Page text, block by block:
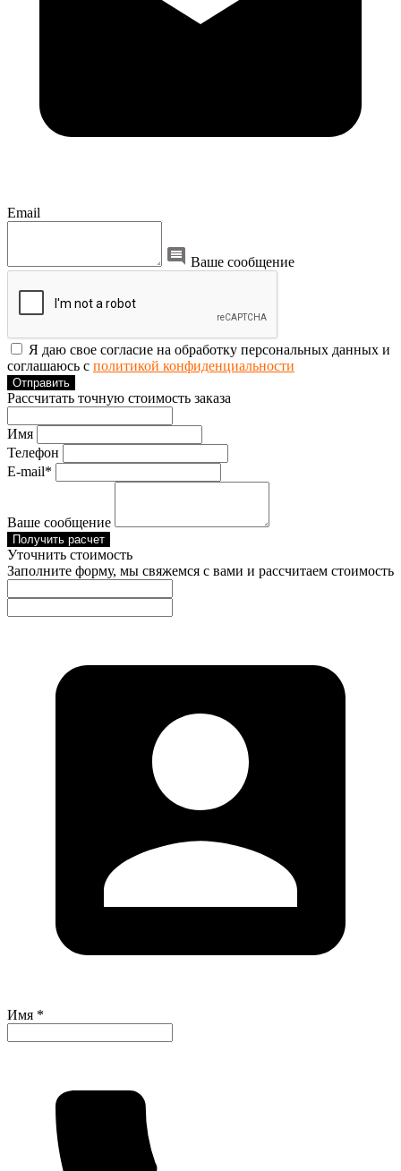
Email
Ваше сообщение
Я даю свое согласие на обработку персональных данных и
соглашаюсь с политикой конфиденциальности
Отправить
Рассчитать точную стоимость заказа
Имя
Телефон
E-mail*
Ваше сообщение
Получить расчет
Уточнить стоимость
Заполните форму, мы свяжемся с вами и рассчитаем стоимость
Имя *